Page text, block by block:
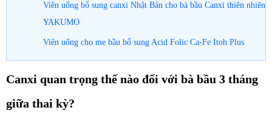
Viên uống bổ sung canxi Nhật Bản cho bà bầu Canxi thiên nhiên
YAKUMO
Viên uống cho mẹ bầu bổ sung Acid Folic Ca-Fe Itoh Plus
Canxi quan trọng thế nào đối với bà bầu 3 tháng
giữa thai kỳ?